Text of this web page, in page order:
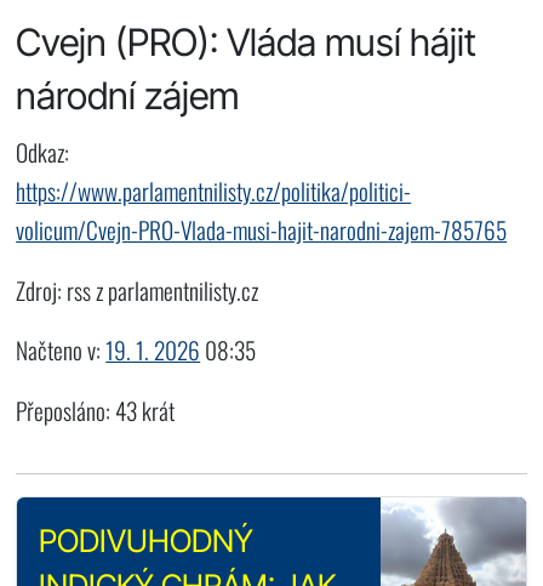
Cvejn (PRO): Vláda musí hájit
národní zájem
Odkaz:
https://www.parlamentnilisty.cz/politika/politici-
volicum/Cvejn-PRO-Vlada-musi-hajit-narodni-zajem-785765
Zdroj: rss z parlamentnilisty.cz
Načteno v:19. 1. 2026 08:35
Přeposláno: 43 krát
PODIVUHODNÝ